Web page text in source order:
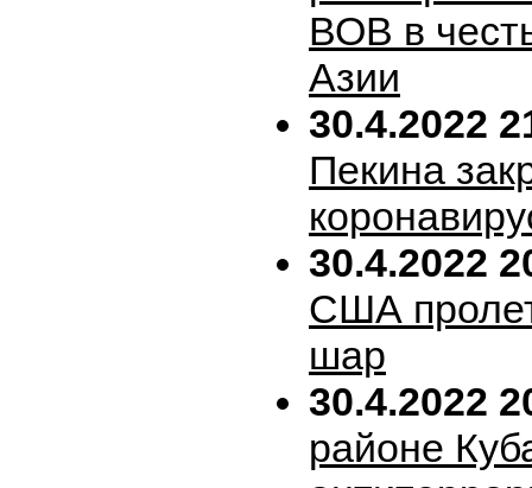
ВОВ в
Азии
30.4.2022
Пекина
30.4.2022
США
шар
30.4.2022
районе